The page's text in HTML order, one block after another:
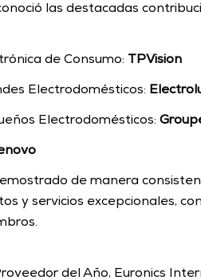
las destacadas
de Consumo: TPVision
Electrodomésticos:
Electrodomésticos:
de manera
y servicios excepcionales,
del Año, Euronics